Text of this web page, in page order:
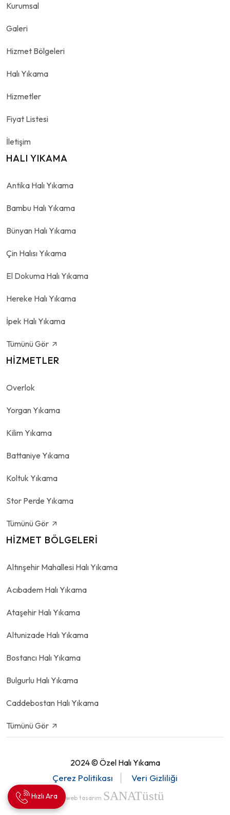
Kurumsal
Galeri
Hizmet Bölgeleri
Halı Yıkama
Hizmetler
Fiyat Listesi
İletişim
HALI YIKAMA
Antika Halı Yıkama
Bambu Halı Yıkama
Bünyan Halı Yıkama
Çin Halısı Yıkama
El Dokuma Halı Yıkama
Hereke Halı Yıkama
İpek Halı Yıkama
Tümünü Gör
HIZMETLER
Overlok
Yorgan Yıkama
Kilim Yıkama
Battaniye Yıkama
Koltuk Yıkama
Stor Perde Yıkama
Tümünü Gör
HIZMET BÖLGELERI
Altınşehir Mahallesi Halı Yıkama
Acıbadem Halı Yıkama
Ataşehir Halı Yıkama
Altunizade Halı Yıkama
Bostancı Halı Yıkama
Bulgurlu Halı Yıkama
Caddebostan Halı Yıkama
Tümünü Gör
2024 ©Özel Halı Yıkama
Çerez Politikası Veri Gizliliği
web tasarım SANATüstü
Hızlı Ara